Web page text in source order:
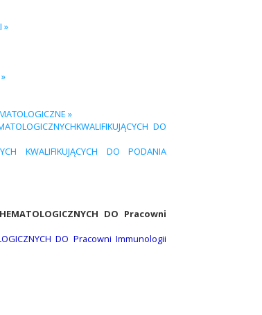
»
»
DO
KWALIFIKUJĄCYCH DO PODANIA
DO Pracowni
DO Pracowni Immunologii